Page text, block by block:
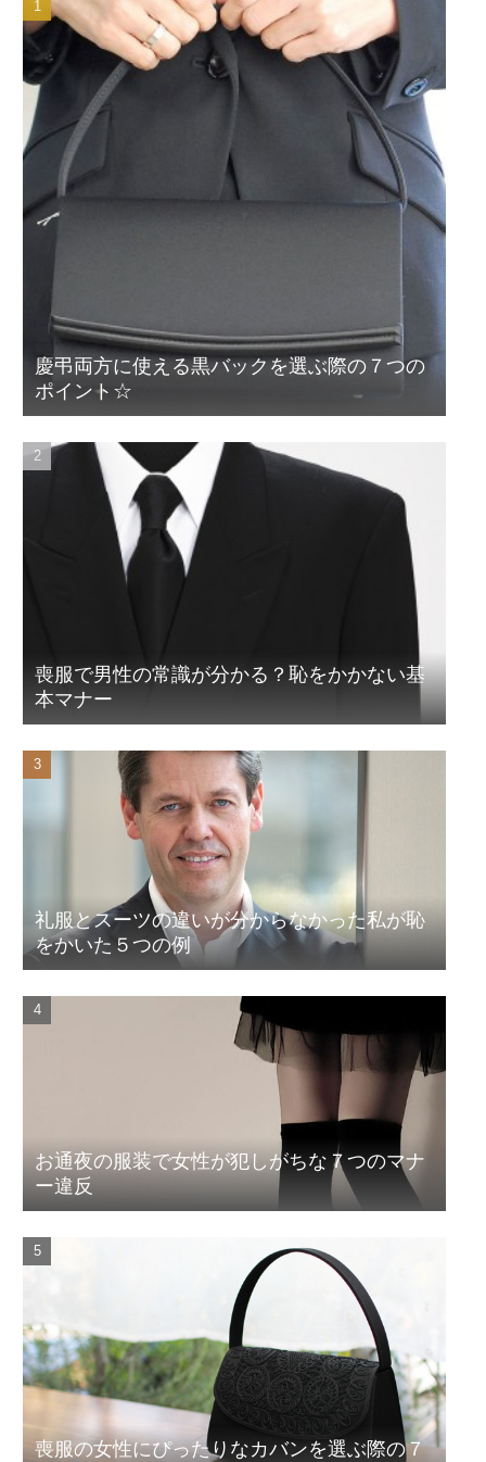
慶弔両方に使える黒バックを選ぶ際の７つの
ポイント☆
喪服で男性の常識が分かる？恥をかかない基
本マナー
礼服とスーツの違いが分からなかった私が恥
をかいた５つの例
お通夜の服装で女性が犯しがちな７つのマナ
ー違反
喪服の女性にぴったりなカバンを選ぶ際の７